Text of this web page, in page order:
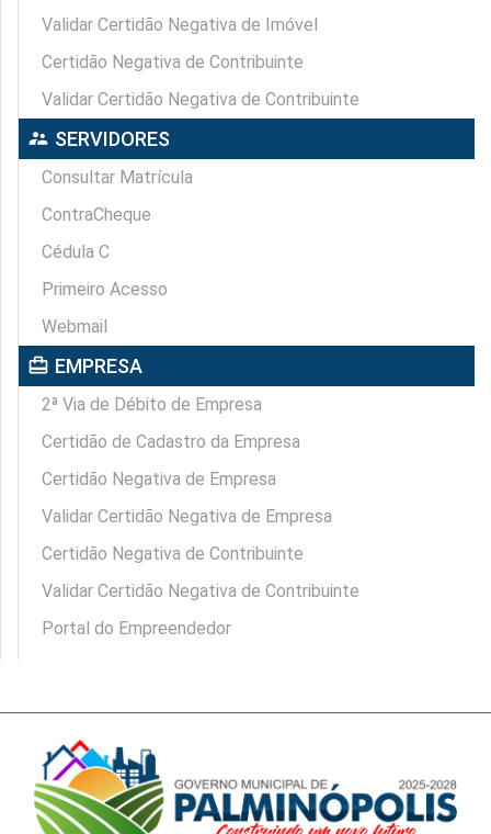
Validar Certidão Negativa de Imóvel
Certidão Negativa de Contribuinte
Validar Certidão Negativa de Contribuinte
supervisor_account SERVIDORES
Consultar Matrícula
ContraCheque
Cédula C
Primeiro Acesso
Webmail
card_travel EMPRESA
2ª Via de Débito de Empresa
Certidão de Cadastro da Empresa
Certidão Negativa de Empresa
Validar Certidão Negativa de Empresa
Certidão Negativa de Contribuinte
Validar Certidão Negativa de Contribuinte
Portal do Empreendedor